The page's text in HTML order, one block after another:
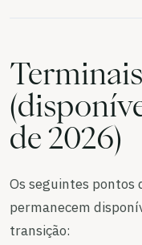
de 2026)
Os seguintes pontos
permanecem
transição: